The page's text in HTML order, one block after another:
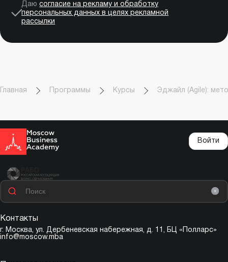
Даю согласие на рекламу и обработку
персональных данных в целях рекламной
рассылки
Главная Программы Курсы Эджайл (Agile):
Войти
Контакты
г. Москва, ул. Дербеневская набережная, д. 11, БЦ «Полларс»
info@moscow.mba